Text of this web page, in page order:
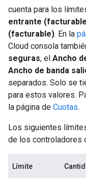
cuenta para los
entrante
(facturable). En la
Cloud consola
seguras, el Ancho
Ancho de banda
separados. Solo se
para estos valores.
la página de Cuotas.
Los siguientes
de los controladores
Límite